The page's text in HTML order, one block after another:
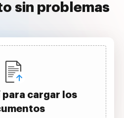
sin problemas
para cargar los